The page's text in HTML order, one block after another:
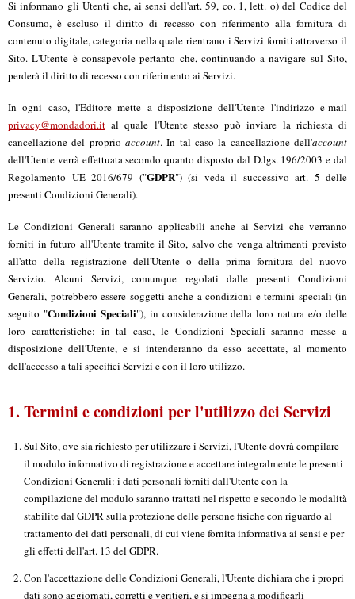
Si informano gli Utenti che, ai sensi dell'art. 59, co. 1, lett. o) del Codice del
Consumo, è escluso il diritto di recesso con riferimento alla fornitura di
contenuto digitale, categoria nella quale rientrano i Servizi forniti attraverso il
Sito. L'Utente è consapevole pertanto che, continuando a navigare sul Sito,
perderà il diritto di recesso con riferimento ai Servizi.
In ogni caso, l'Editore mette a disposizione dell'Utente l'indirizzo e-mail
privacy@mondadori.it al quale l'Utente stesso può inviare la richiesta di
cancellazione del proprio account. In tal caso la cancellazione dell'account
dell'Utente verrà effettuata secondo quanto disposto dal D.lgs. 196/2003 e dal
Regolamento UE 2016/679 ("GDPR") (si veda il successivo art. 5 delle
presenti Condizioni Generali).
Le Condizioni Generali saranno applicabili anche ai Servizi che verranno
forniti in futuro all'Utente tramite il Sito, salvo che venga altrimenti previsto
all'atto della registrazione dell'Utente o della prima fornitura del nuovo
Servizio. Alcuni Servizi, comunque regolati dalle presenti Condizioni
Generali, potrebbero essere soggetti anche a condizioni e termini speciali (in
seguito "Condizioni Speciali"), in considerazione della loro natura e/o delle
loro caratteristiche: in tal caso, le Condizioni Speciali saranno messe a
disposizione dell'Utente, e si intenderanno da esso accettate, al momento
dell'accesso a tali specifici Servizi e con il loro utilizzo.
1. Termini e condizioni per l'utilizzo dei Servizi
Sul Sito, ove sia richiesto per utilizzare i Servizi, l'Utente dovrà compilare
il modulo informativo di registrazione e accettare integralmente le presenti
Condizioni Generali: i dati personali forniti dall'Utente con la
compilazione del modulo saranno trattati nel rispetto e secondo le modalità
stabilite dal GDPR sulla protezione delle persone fisiche con riguardo al
trattamento dei dati personali, di cui viene fornita informativa ai sensi e per
gli effetti dell'art. 13 del GDPR.
Con l'accettazione delle Condizioni Generali, l'Utente dichiara che i propri
dati sono aggiornati, corretti e veritieri, e si impegna a modificarli